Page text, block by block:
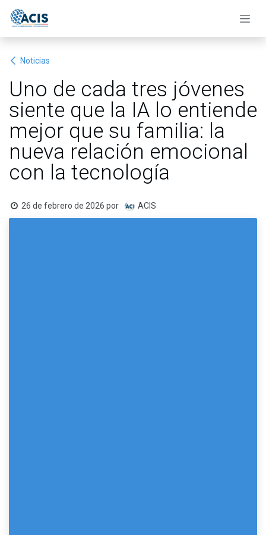
Noticias
Uno de cada tres jóvenes
siente que la IA lo entiende
mejor que su familia: la
nueva relación emocional
con la tecnología
26 de febrero de 2026 por ACIS